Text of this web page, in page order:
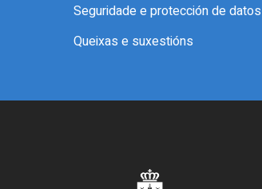
Seguridade e protección de datos
Queixas e suxestións